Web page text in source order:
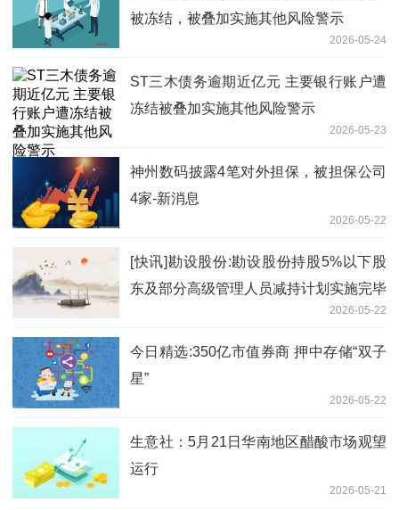
被冻结，被叠加实施其他风险警示
2026-05-24
ST三木债务逾期近亿元 主要银行账户遭
冻结被叠加实施其他风险警示
2026-05-23
神州数码披露4笔对外担保，被担保公司
4家-新消息
2026-05-22
[快讯]勘设股份:勘设股份持股5%以下股
东及部分高级管理人员减持计划实施完毕
2026-05-22
今日精选:350亿市值券商 押中存储“双子
星”
2026-05-22
生意社：5月21日华南地区醋酸市场观望
运行
2026-05-21